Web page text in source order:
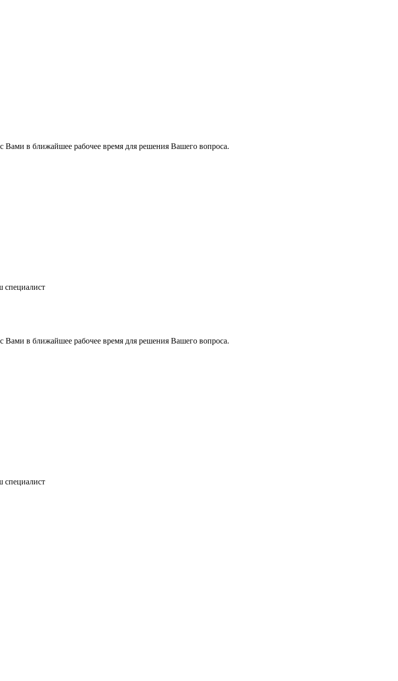
в ближайшее рабочее время для решения Вашего вопроса.
специалист
в ближайшее рабочее время для решения Вашего вопроса.
специалист